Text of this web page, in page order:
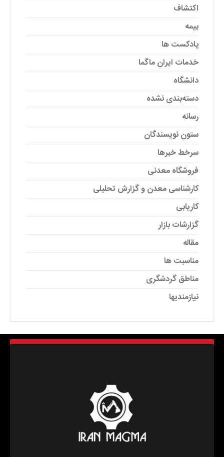
اکتشاف
بیمه
پادکست ها
خدمات ایران ماگما
دانشگاه
دسته‌بندی نشده
رسانه
ستون نویسندگان
سرخط خبرها
فروشگاه معدنی
کارشناسی معدن و گزارش تحلیلی
کاریابی
گزارشات بازار
مقاله
مناسبت ها
مناطق گردشگری
نیازمندیها